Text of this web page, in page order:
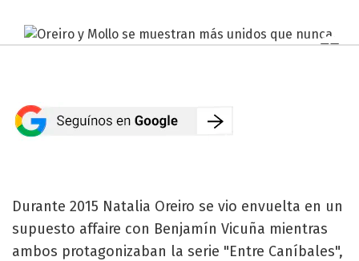
Durante 2015 Natalia Oreiro se vio envuelta en un
supuesto affaire con Benjamín Vicuña mientras
ambos protagonizaban la serie "Entre Caníbales",